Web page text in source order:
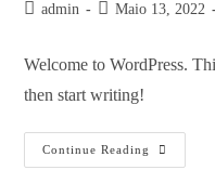
admin Maio 13, 2022
Welcome to WordPress.
then start writing!
Continue Reading